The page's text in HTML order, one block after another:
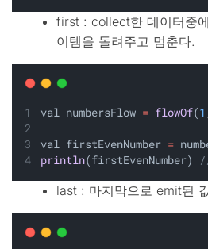
first : collect한 데이터중
이템을 돌려주고 멈춘다.
val numbersFlow = flowOf(1
val firstEvenNumber =
println(firstEvenNumber)
last : 마지막으로 emit된